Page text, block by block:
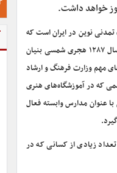
خواهد داشت.
تمدنی نوین در ایران است که
سابقه آن از وزارت فرهنگ و هنر سابق و وزارت فرهنگ و ارشاد اسلامی فعلی بالاتر است. امری است که توسط مرحوم کمال الملک در سال ۱۲۸۷ هجری شمسی بنیان
مهم وزارت فرهنگ و ارشاد
که در آموزشگاه‌های هنری
عنوان مدارس وابسته فعال
زیادی از کسانی که در